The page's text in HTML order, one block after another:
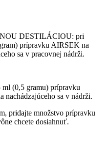
DESTILÁCIOU: pri
prípravku AIRSEK na
sa v pracovnej nádrži.
(0,5 gramu) prípravku
sa v nádrži.
pridajte množstvo prípravku
chcete dosiahnuť.